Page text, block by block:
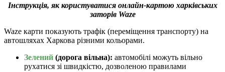
Інструкція, як користуватися онлайн-картою харківських
заторів Waze
Waze карти показують трафік (переміщення транспорту) на
автошляхах Харкова різними кольорами.
Зелений (дорога вільна): автомобілі можуть вільно
рухатися зі швидкістю, дозволеною правилами